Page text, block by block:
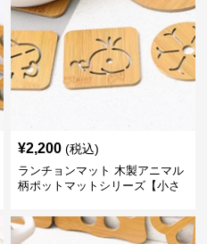
¥2,200 (税込)
ランチョンマット 木製アニマル
柄ポットマットシリーズ【小さ